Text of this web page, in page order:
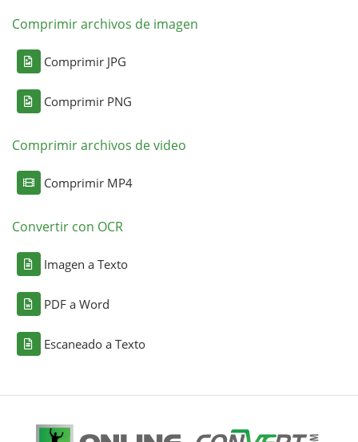
Comprimir archivos de imagen
Comprimir JPG
Comprimir PNG
Comprimir archivos de video
Comprimir MP4
Convertir con OCR
Imagen a Texto
PDF a Word
Escaneado a Texto